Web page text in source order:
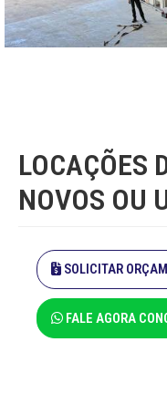
LOCAÇÕES
NOVOS OU
SOLICITAR
FALE AGORA